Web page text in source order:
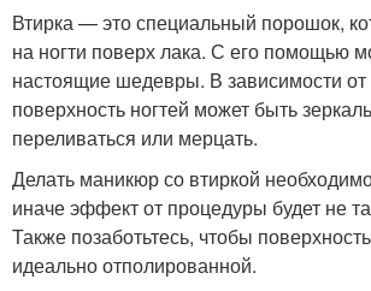
Втирка — это специальный порошок,
на ногти поверх лака. С его помощью
настоящие шедевры. В зависимости от
поверхность ногтей может быть
переливаться или мерцать.
Делать маникюр со втиркой
иначе эффект от процедуры будет не
Также позаботьтесь, чтобы
идеально отполированной.